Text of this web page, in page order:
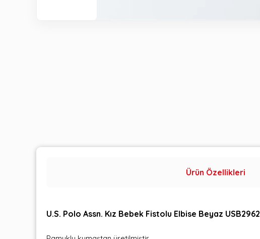
Ürün Özellikleri
U.S. Polo Assn. Kız Bebek Fistolu Elbise Beyaz USB2962